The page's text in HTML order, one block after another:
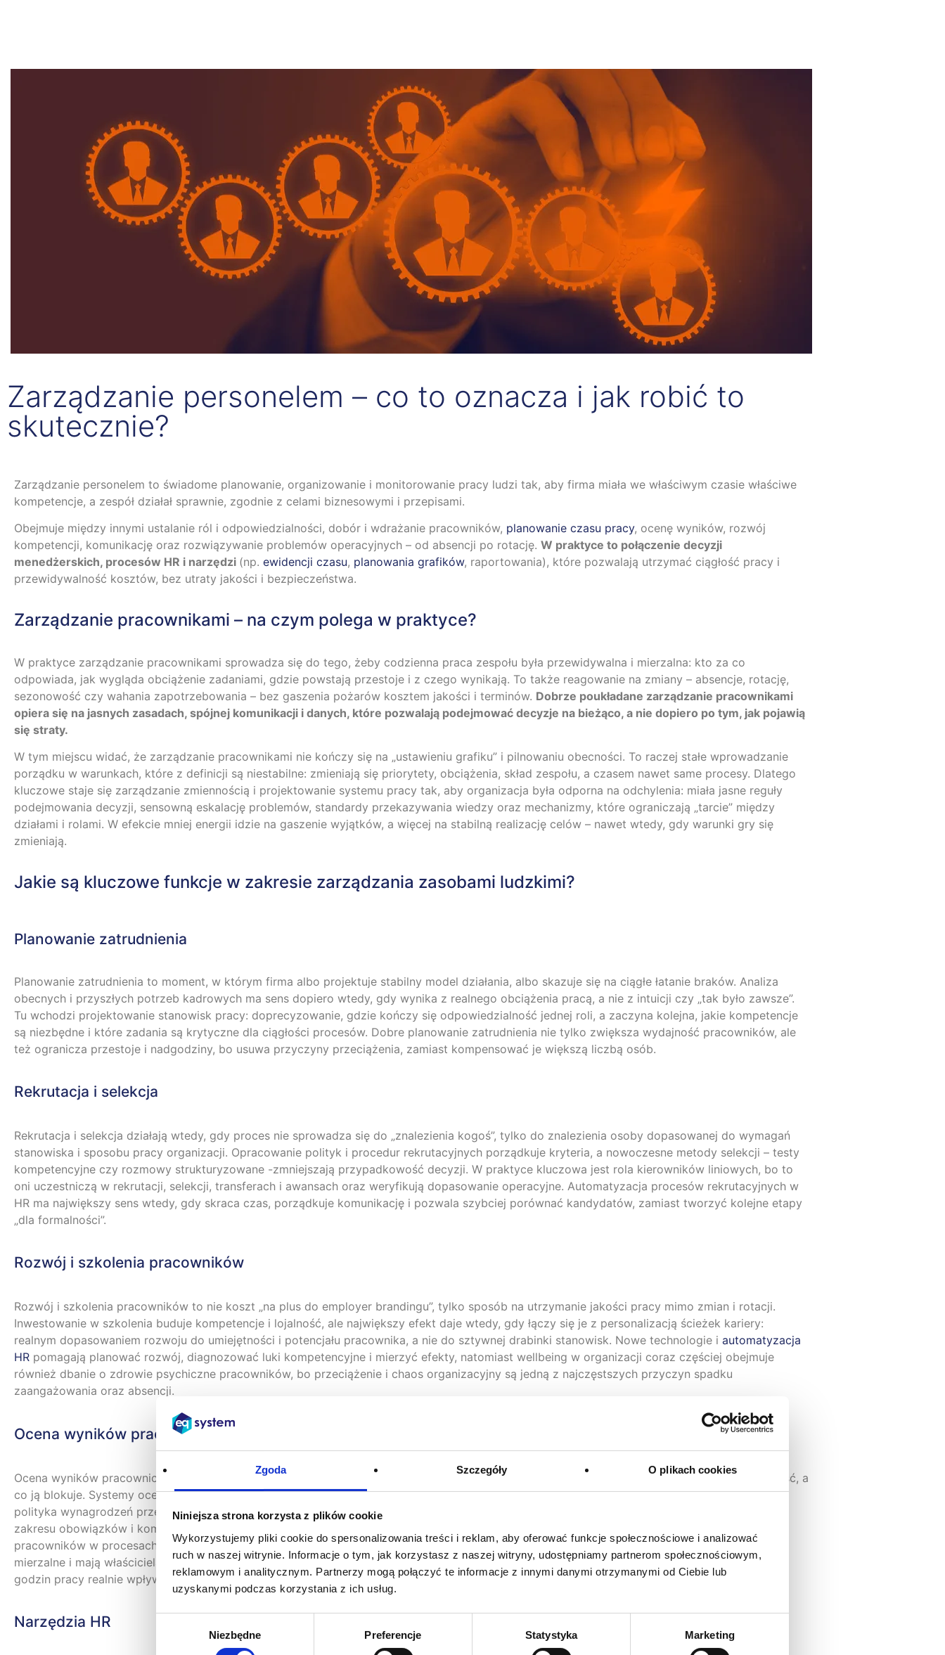
Zgoda Szczegóły O plikach cookies
Niniejsza strona korzysta z plików cookie
Wykorzystujemy pliki cookie do spersonalizowania treści i reklam, aby oferować funkcje społecznościowe i analizować
ruch w naszej witrynie. Informacje o tym, jak korzystasz z naszej witryny, udostępniamy partnerom społecznościowym,
reklamowym i analitycznym. Partnerzy mogą połączyć te informacje z innymi danymi otrzymanymi od Ciebie lub
uzyskanymi podczas korzystania z ich usług.
Niezbędne Preferencje Statystyka Marketing
Zarządzanie personelem – co to oznacza i jak robić to
skutecznie?
Zarządzanie personelem to świadome planowanie, organizowanie i monitorowanie pracy ludzi tak, aby firma miała we właściwym czasie właściwe
kompetencje, a zespół działał sprawnie, zgodnie z celami biznesowymi i przepisami.
Obejmuje między innymi ustalanie ról i odpowiedzialności, dobór i wdrażanie pracowników, planowanie czasu pracy, ocenę wyników, rozwój
kompetencji, komunikację oraz rozwiązywanie problemów operacyjnych – od absencji po rotację. W praktyce to połączenie decyzji
menedżerskich, procesów HR i narzędzi (np. ewidencji czasu, planowania grafików, raportowania), które pozwalają utrzymać ciągłość pracy i
przewidywalność kosztów, bez utraty jakości i bezpieczeństwa.
Zarządzanie pracownikami – na czym polega w praktyce?
W praktyce zarządzanie pracownikami sprowadza się do tego, żeby codzienna praca zespołu była przewidywalna i mierzalna: kto za co
odpowiada, jak wygląda obciążenie zadaniami, gdzie powstają przestoje i z czego wynikają. To także reagowanie na zmiany – absencje, rotację,
sezonowość czy wahania zapotrzebowania – bez gaszenia pożarów kosztem jakości i terminów. Dobrze poukładane zarządzanie pracownikami
opiera się na jasnych zasadach, spójnej komunikacji i danych, które pozwalają podejmować decyzje na bieżąco, a nie dopiero po tym, jak pojawią
się straty.
W tym miejscu widać, że zarządzanie pracownikami nie kończy się na „ustawieniu grafiku” i pilnowaniu obecności. To raczej stałe wprowadzanie
porządku w warunkach, które z definicji są niestabilne: zmieniają się priorytety, obciążenia, skład zespołu, a czasem nawet same procesy. Dlatego
kluczowe staje się zarządzanie zmiennością i projektowanie systemu pracy tak, aby organizacja była odporna na odchylenia: miała jasne reguły
podejmowania decyzji, sensowną eskalację problemów, standardy przekazywania wiedzy oraz mechanizmy, które ograniczają „tarcie” między
działami i rolami. W efekcie mniej energii idzie na gaszenie wyjątków, a więcej na stabilną realizację celów – nawet wtedy, gdy warunki gry się
zmieniają.
Jakie są kluczowe funkcje w zakresie zarządzania zasobami ludzkimi?
Planowanie zatrudnienia
Planowanie zatrudnienia to moment, w którym firma albo projektuje stabilny model działania, albo skazuje się na ciągłe łatanie braków. Analiza
obecnych i przyszłych potrzeb kadrowych ma sens dopiero wtedy, gdy wynika z realnego obciążenia pracą, a nie z intuicji czy „tak było zawsze”.
Tu wchodzi projektowanie stanowisk pracy: doprecyzowanie, gdzie kończy się odpowiedzialność jednej roli, a zaczyna kolejna, jakie kompetencje
są niezbędne i które zadania są krytyczne dla ciągłości procesów. Dobre planowanie zatrudnienia nie tylko zwiększa wydajność pracowników, ale
też ogranicza przestoje i nadgodziny, bo usuwa przyczyny przeciążenia, zamiast kompensować je większą liczbą osób.
Rekrutacja i selekcja
Rekrutacja i selekcja działają wtedy, gdy proces nie sprowadza się do „znalezienia kogoś”, tylko do znalezienia osoby dopasowanej do wymagań
stanowiska i sposobu pracy organizacji. Opracowanie polityk i procedur rekrutacyjnych porządkuje kryteria, a nowoczesne metody selekcji – testy
kompetencyjne czy rozmowy strukturyzowane -zmniejszają przypadkowość decyzji. W praktyce kluczowa jest rola kierowników liniowych, bo to
oni uczestniczą w rekrutacji, selekcji, transferach i awansach oraz weryfikują dopasowanie operacyjne. Automatyzacja procesów rekrutacyjnych w
HR ma największy sens wtedy, gdy skraca czas, porządkuje komunikację i pozwala szybciej porównać kandydatów, zamiast tworzyć kolejne etapy
„dla formalności”.
Rozwój i szkolenia pracowników
Rozwój i szkolenia pracowników to nie koszt „na plus do employer brandingu”, tylko sposób na utrzymanie jakości pracy mimo zmian i rotacji.
Inwestowanie w szkolenia buduje kompetencje i lojalność, ale największy efekt daje wtedy, gdy łączy się je z personalizacją ścieżek kariery:
realnym dopasowaniem rozwoju do umiejętności i potencjału pracownika, a nie do sztywnej drabinki stanowisk. Nowe technologie i automatyzacja
HR pomagają planować rozwój, diagnozować luki kompetencyjne i mierzyć efekty, natomiast wellbeing w organizacji coraz częściej obejmuje
również dbanie o zdrowie psychiczne pracowników, bo przeciążenie i chaos organizacyjny są jedną z najczęstszych przyczyn spadku
zaangażowania oraz absencji.
Ocena wyników pracowniczych
Ocena wyników pracowniczych ma wartość, jeśli nie jest tylko „podsumowaniem”, ale narzędziem zarządzania: pokazuje, co wspiera efektywność, a
co ją blokuje. Systemy oceny pracowniczej pomagają monitorować wyniki, rozwój kompetencji i planować dalsze kroki, a wynagradzanie oraz
polityka wynagrodzeń przekładają się na motywowanie pracowników wtedy, gdy są spójne i przewidywalne. Analiza stanowisk pracy, określenie
zakresu obowiązków i kompetencji oraz kierowanie zespołem porządkują odpowiedzialności, co ogranicza konflikty o priorytety. Partycypacja
pracowników w procesach decyzyjnych, regularne spotkania i zarządzanie przez cele (MBO) działają pod warunkiem, że cele są konkretne,
mierzalne i mają właściciela. Nawet tak „przyziemny” obszar jak planowanie grafiku pracy, uwzględnianie życzeń urlopowych i preferowanych
godzin pracy realnie wpływa na morale zespołu, bo decyduje o przewidywalności codzienności pracownika.
Narzędzia HR